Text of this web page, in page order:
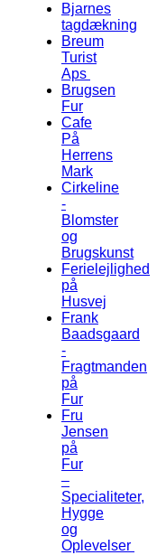
Bjarnes
tagdækning
Breum
Turist
Aps
Brugsen
Fur
Cafe
På
Herrens
Mark
Cirkeline
-
Blomster
og
Brugskunst
Ferielejlighed
på
Husvej
Frank
Baadsgaard
-
Fragtmanden
på
Fur
Fru
Jensen
på
Fur
–
Specialiteter,
Hygge
og
Oplevelser